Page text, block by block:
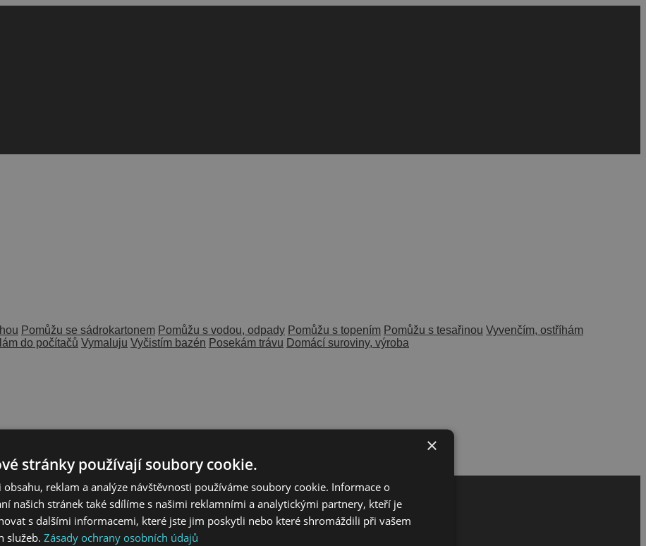
Pomůžu se sádrokartonem Pomůžu s vodou, odpady Pomůžu s topením Pomůžu s tesařinou Vyvenčím, ostříhám
do počítačů Vymaluju Vyčistím bazén Posekám trávu Domácí suroviny, výroba
×
stránky používají soubory cookie.
obsahu, reklam a analýze návštěvnosti používáme soubory cookie. Informace o
našich stránek také sdílíme s našimi reklamními a analytickými partnery, kteří je
s dalšími informacemi, které jste jim poskytli nebo které shromáždili při vašem
služeb. Zásady ochrany osobních údajů